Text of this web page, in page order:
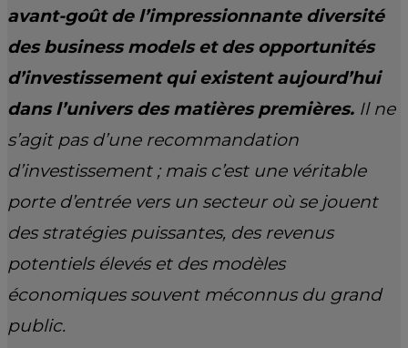
avant-goût de l’impressionnante diversité
des business models et des opportunités
d’investissement qui existent aujourd’hui
dans l’univers des matières premières. Il ne
s’agit pas d’une recommandation
d’investissement ; mais c’est une véritable
porte d’entrée vers un secteur où se jouent
des stratégies puissantes, des revenus
potentiels élevés et des modèles
économiques souvent méconnus du grand
public.